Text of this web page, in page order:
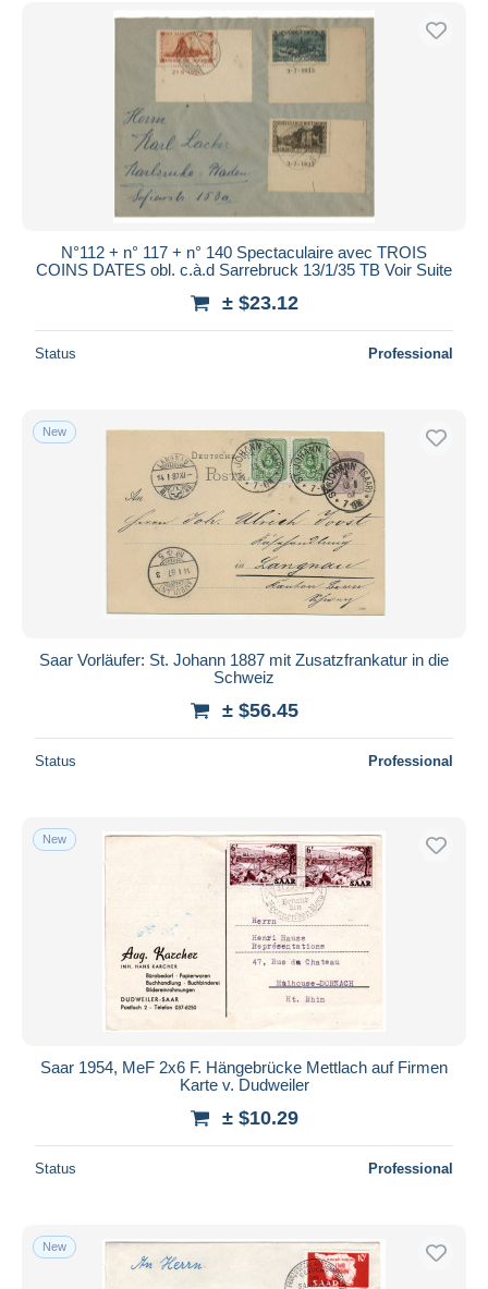
Free shipping
Payment methods
Bank transfer
Visa
MasterCard
Bancontact
Maestro
Seller's residence
Submit
N°112 + n° 117 + n° 140 Spectaculaire avec TROIS
COINS DATES obl. c.à.d Sarrebruck 13/1/35 TB Voir Suite
± $23.12
Status Professional
New
Saar Vorläufer: St. Johann 1887 mit Zusatzfrankatur in die
Schweiz
± $56.45
Status Professional
New
Saar 1954, MeF 2x6 F. Hängebrücke Mettlach auf Firmen
Karte v. Dudweiler
± $10.29
Status Professional
New